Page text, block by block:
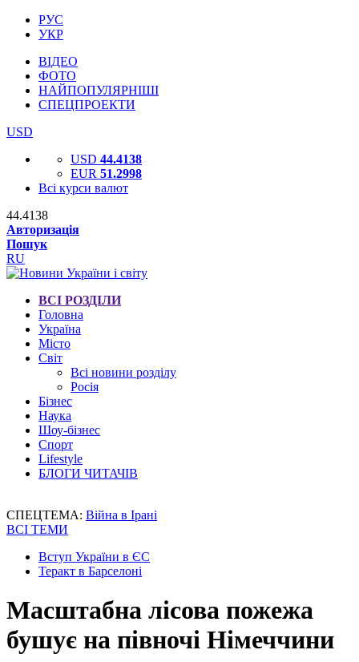
РУС
УКР
ВІДЕО
ФОТО
НАЙПОПУЛЯРНІШІ
СПЕЦПРОЕКТИ
USD
USD 44.4138
EUR 51.2998
Всі курси валют
44.4138
Авторизація
Пошук
RU
ВСІ РОЗДІЛИ
Головна
Україна
Місто
Світ
Всі новини розділу
Росія
Бізнес
Наука
Шоу-бізнес
Спорт
Lifestyle
БЛОГИ ЧИТАЧІВ
СПЕЦТЕМА: Війна в Ірані
ВСІ ТЕМИ
Вступ України в ЄС
Теракт в Барселоні
Масштабна лісова пожежа
бушує на півночі Німеччини